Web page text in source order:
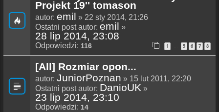
Projekt 19'' tomason
autor: emil » 22 sty 2014, 21:26
Ostatni post autor: emil »
28 lip 2014, 23:08
Odpowiedzi: 116 1 … 5 6 7 8
[All] Rozmiar opon...
autor: JuniorPoznan » 15 lut 2011, 22:20
Ostatni post autor: DanioUK »
23 lip 2014, 23:10
Odpowiedzi: 14